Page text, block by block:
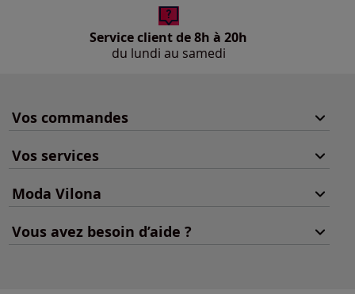
Service client de 8h à 20h
du lundi au samedi
Vos commandes
Vos services
Moda Vilona
Vous avez besoin d’aide ?